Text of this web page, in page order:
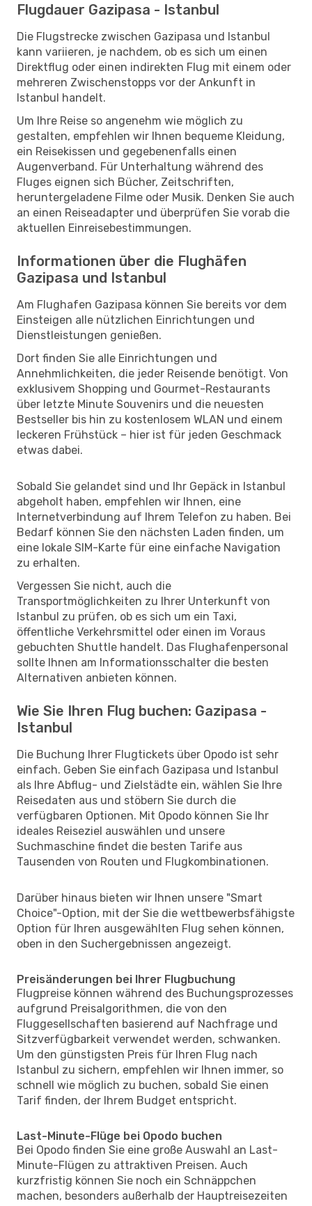
Flugdauer Gazipasa - Istanbul
Die Flugstrecke zwischen Gazipasa und Istanbul
kann variieren, je nachdem, ob es sich um einen
Direktflug oder einen indirekten Flug mit einem oder
mehreren Zwischenstopps vor der Ankunft in
Istanbul handelt.
Um Ihre Reise so angenehm wie möglich zu
gestalten, empfehlen wir Ihnen bequeme Kleidung,
ein Reisekissen und gegebenenfalls einen
Augenverband. Für Unterhaltung während des
Fluges eignen sich Bücher, Zeitschriften,
heruntergeladene Filme oder Musik. Denken Sie auch
an einen Reiseadapter und überprüfen Sie vorab die
aktuellen Einreisebestimmungen.
Informationen über die Flughäfen
Gazipasa und Istanbul
Am Flughafen Gazipasa können Sie bereits vor dem
Einsteigen alle nützlichen Einrichtungen und
Dienstleistungen genießen.
Dort finden Sie alle Einrichtungen und
Annehmlichkeiten, die jeder Reisende benötigt. Von
exklusivem Shopping und Gourmet-Restaurants
über letzte Minute Souvenirs und die neuesten
Bestseller bis hin zu kostenlosem WLAN und einem
leckeren Frühstück – hier ist für jeden Geschmack
etwas dabei.
Sobald Sie gelandet sind und Ihr Gepäck in Istanbul
abgeholt haben, empfehlen wir Ihnen, eine
Internetverbindung auf Ihrem Telefon zu haben. Bei
Bedarf können Sie den nächsten Laden finden, um
eine lokale SIM-Karte für eine einfache Navigation
zu erhalten.
Vergessen Sie nicht, auch die
Transportmöglichkeiten zu Ihrer Unterkunft von
Istanbul zu prüfen, ob es sich um ein Taxi,
öffentliche Verkehrsmittel oder einen im Voraus
gebuchten Shuttle handelt. Das Flughafenpersonal
sollte Ihnen am Informationsschalter die besten
Alternativen anbieten können.
Wie Sie Ihren Flug buchen: Gazipasa -
Istanbul
Die Buchung Ihrer Flugtickets über Opodo ist sehr
einfach. Geben Sie einfach Gazipasa und Istanbul
als Ihre Abflug- und Zielstädte ein, wählen Sie Ihre
Reisedaten aus und stöbern Sie durch die
verfügbaren Optionen. Mit Opodo können Sie Ihr
ideales Reiseziel auswählen und unsere
Suchmaschine findet die besten Tarife aus
Tausenden von Routen und Flugkombinationen.
Darüber hinaus bieten wir Ihnen unsere "Smart
Choice"-Option, mit der Sie die wettbewerbsfähigste
Option für Ihren ausgewählten Flug sehen können,
oben in den Suchergebnissen angezeigt.
Preisänderungen bei Ihrer Flugbuchung
Flugpreise können während des Buchungsprozesses
aufgrund Preisalgorithmen, die von den
Fluggesellschaften basierend auf Nachfrage und
Sitzverfügbarkeit verwendet werden, schwanken.
Um den günstigsten Preis für Ihren Flug nach
Istanbul zu sichern, empfehlen wir Ihnen immer, so
schnell wie möglich zu buchen, sobald Sie einen
Tarif finden, der Ihrem Budget entspricht.
Last-Minute-Flüge bei Opodo buchen
Bei Opodo finden Sie eine große Auswahl an Last-
Minute-Flügen zu attraktiven Preisen. Auch
kurzfristig können Sie noch ein Schnäppchen
machen, besonders außerhalb der Hauptreisezeiten